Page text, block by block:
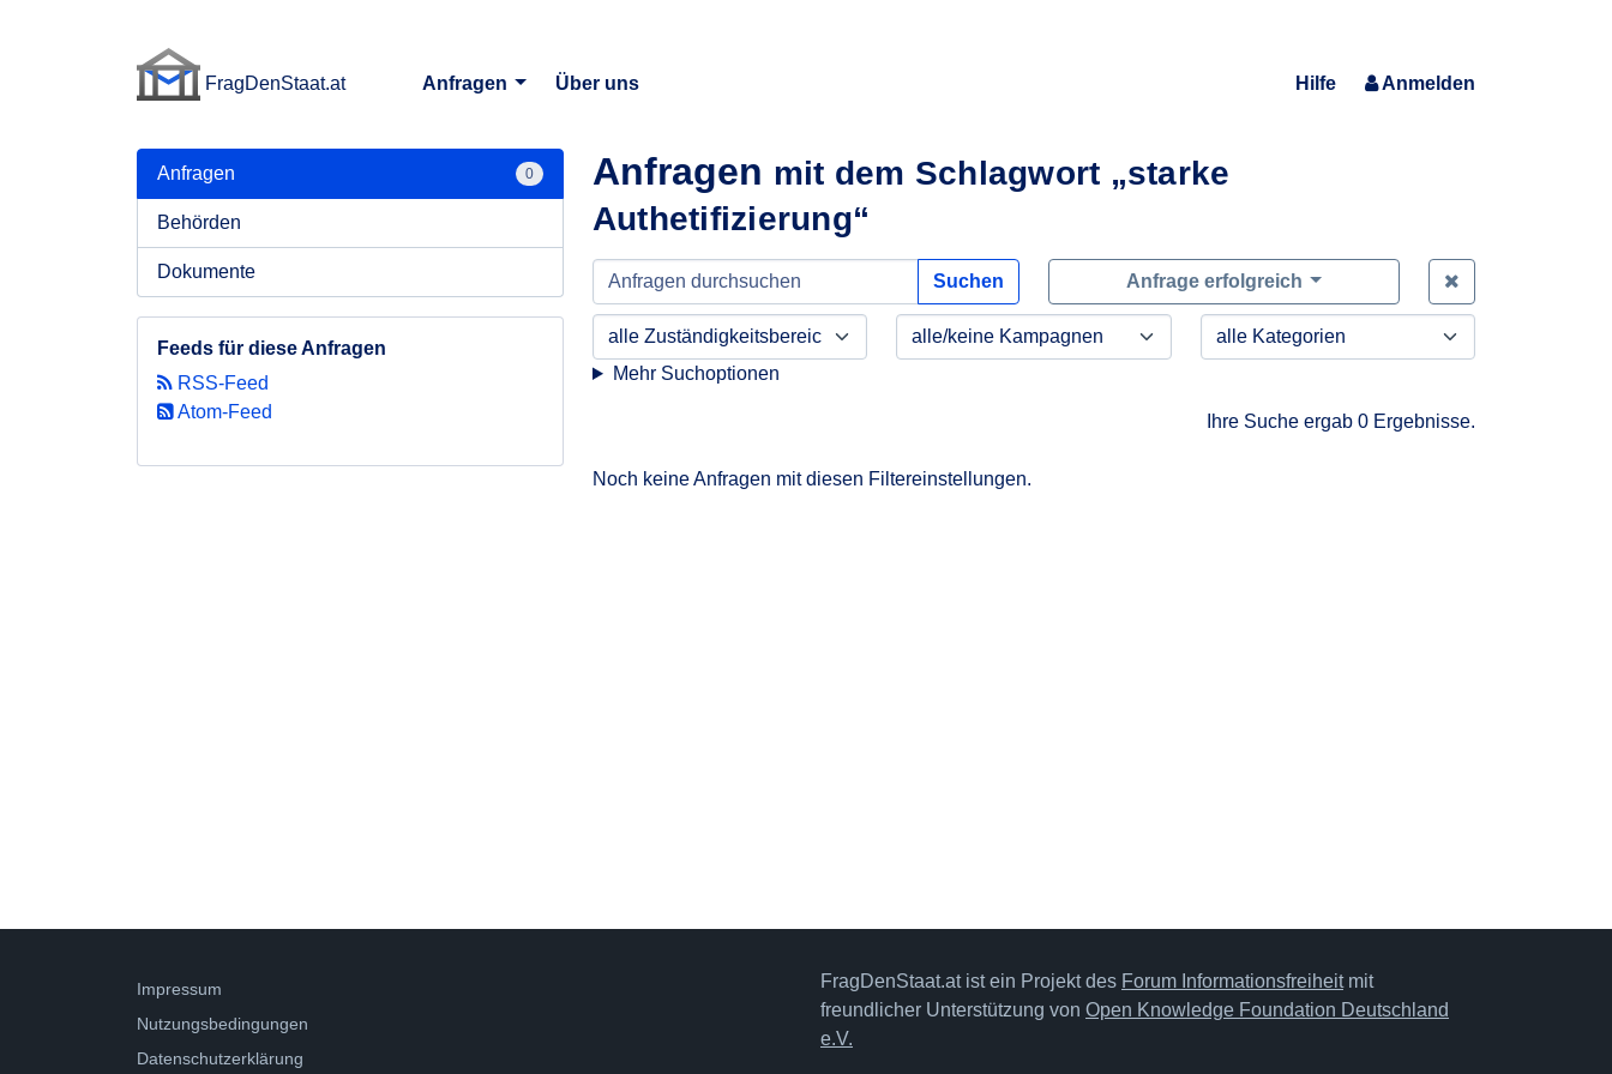
FragDenStaat.at
Anfragen
Über uns Hilfe Anmelden
Anfragen mit dem Schlagwort „starke
Authetifizierung“
Suchen Anfrage erfolgreich
Mehr Suchoptionen
Ihre Suche ergab 0 Ergebnisse.
Noch keine Anfragen mit diesen Filtereinstellungen.
Anfragen 0
Behörden
Dokumente
Feeds für diese Anfragen
RSS-Feed
Atom-Feed
Impressum
Nutzungsbedingungen
Datenschutzerklärung
FragDenStaat.at ist ein Projekt des Forum Informationsfreiheitmit
freundlicher Unterstützung von Open Knowledge Foundation Deutschland
e.V.